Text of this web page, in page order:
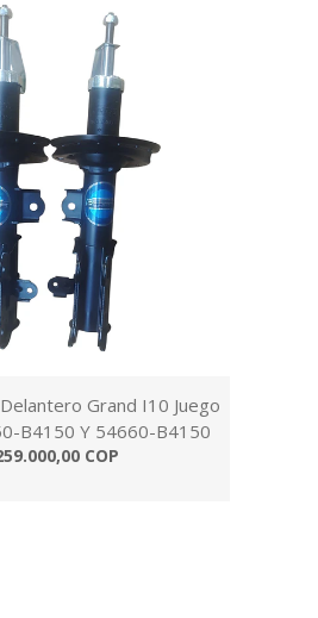
Grand I10 Juego
B4150 Y 54660-B4150
COP